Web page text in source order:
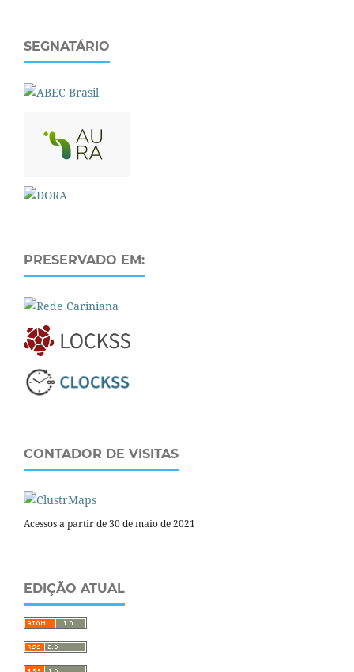
SEGNATÁRIO
PRESERVADO EM:
CONTADOR DE VISITAS
Acessos a partir de 30 de maio de 2021
EDIÇÃO ATUAL